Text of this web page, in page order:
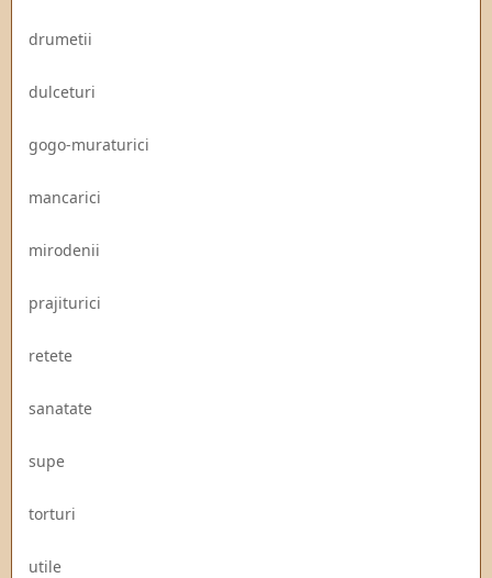
drumetii
dulceturi
gogo-muraturici
mancarici
mirodenii
prajiturici
retete
sanatate
supe
torturi
utile